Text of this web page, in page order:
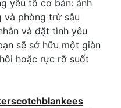
yếu tố cơ bản: ánh
và phòng trừ sâu
và đặt tình yêu
sẽ sở hữu một giàn
hoặc rực rỡ suốt